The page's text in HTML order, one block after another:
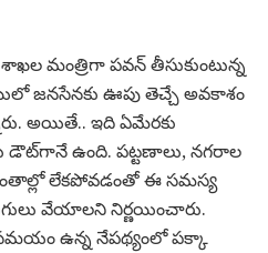
మంత్రిగా ప‌వ‌న్ తీసుకుంటున్న
జ‌న‌సేన‌కు ఊపు తెచ్చే అవ‌కాశం
అయితే.. ఇది ఏమేర‌కు
డౌట్‌గానే ఉంది. ప‌ట్ట‌ణాలు, న‌గ‌రాల
లేక‌పోవ‌డంతో ఈ స‌మ‌స్య
వేయాల‌ని నిర్ణ‌యించారు.
ఉన్న నేప‌థ్యంలో ప‌క్కా